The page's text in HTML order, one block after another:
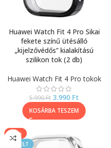
Huawei Watch Fit 4 Pro Sikai
fekete színű ütésálló
„kijelzővédős” kialakítású
szilikon tok (2 db)
Huawei Watch Fit 4 Pro tokok
5.990Ft 3.990 Ft
KOSÁRBA TESZEM
-33%
KIEMELT